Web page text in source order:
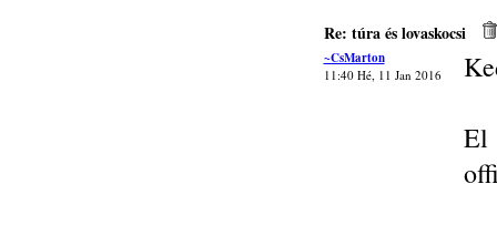
Re: túra és lovaskocsi
~CsMarton
11:40 Hé, 11 Jan 2016